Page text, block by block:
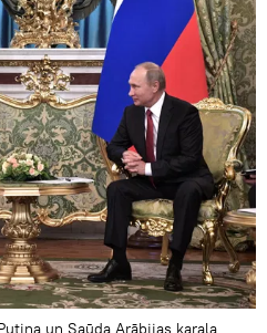
un Saūda Arābijas karaļa